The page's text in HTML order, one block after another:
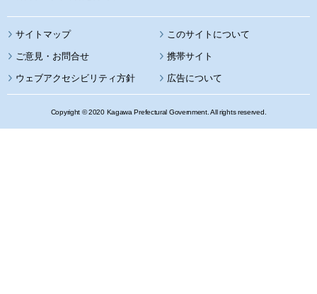
サイトマップ このサイトについて
携帯サイト
ウェブアクセシビリティ方針 広告について
Copyright © 2020 Kagawa Prefectural Government. All rights reserved.